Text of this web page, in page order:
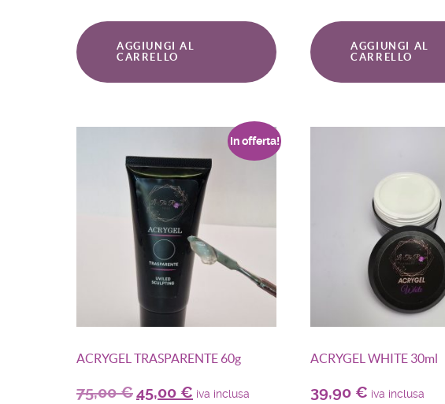
AGGIUNGI AL
CARRELLO
AGGIUNGI AL
CARRELLO
In offerta!
ACRYGEL TRASPARENTE 60g
75,00€45,00 € iva inclusa
ACRYGEL WHITE 30ml
39,90 € iva inclusa